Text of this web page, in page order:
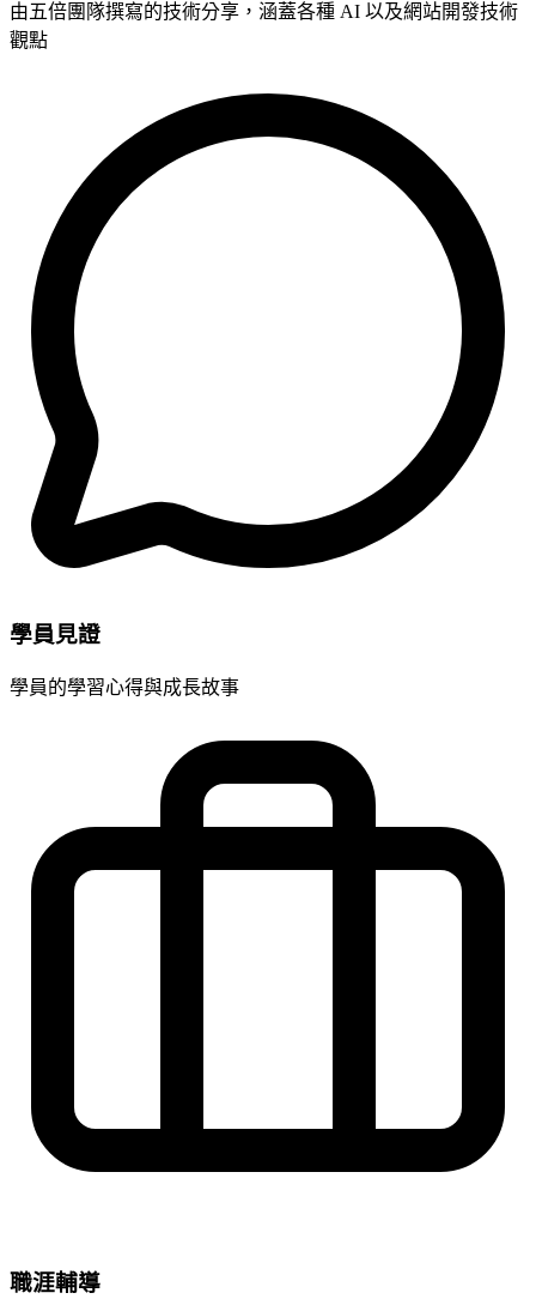
由五倍團隊撰寫的技術分享，涵蓋各種 AI 以及網站開發技術
觀點
學員見證
學員的學習心得與成長故事
職涯輔導